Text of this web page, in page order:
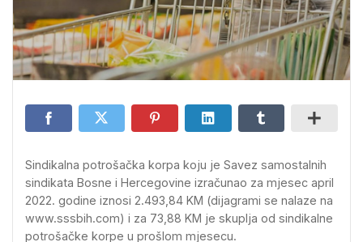
Sindikalna potrošačka korpa koju je Savez samostalnih
sindikata Bosne i Hercegovine izračunao za mjesec april
2022. godine iznosi 2.493,84 KM (dijagrami se nalaze na
www.sssbih.com) i za 73,88 KM je skuplja od sindikalne
potrošačke korpe u prošlom mjesecu.